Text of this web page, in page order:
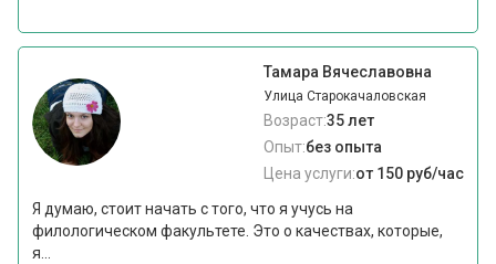
Тамара Вячеславовна
Улица Старокачаловская
Возраст:35 лет
Опыт:без опыта
Цена услуги:от 150 руб/час
Я думаю, стоит начать с того, что я учусь на
филологическом факультете. Это о качествах, которые,
я...